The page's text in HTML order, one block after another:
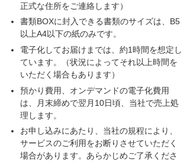
正式な住所をご連絡します）
書類BOXに封入できる書類のサイズは、B5
以上A4以下の紙のみです。
電子化してお届けまでは、約1時間を想定し
ています。（状況によってそれ以上時間を
いただく場合もあります）
預かり費用、オンデマンドの電子化費用
は、月末締めで翌月10日頃、当社で売上処
理します。
お申し込みにあたり、当社の規程により、
サービスのご利用をお断りさせていただく
場合があります。あらかじめご了承くださ